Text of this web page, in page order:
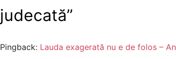
judecată”
Pingback: Lauda exagerată nu e de folos –